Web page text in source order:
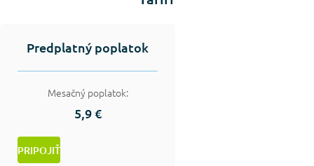
Predplatný poplatok
Mesačný poplatok:
5,9 €
PRIPOJIŤ